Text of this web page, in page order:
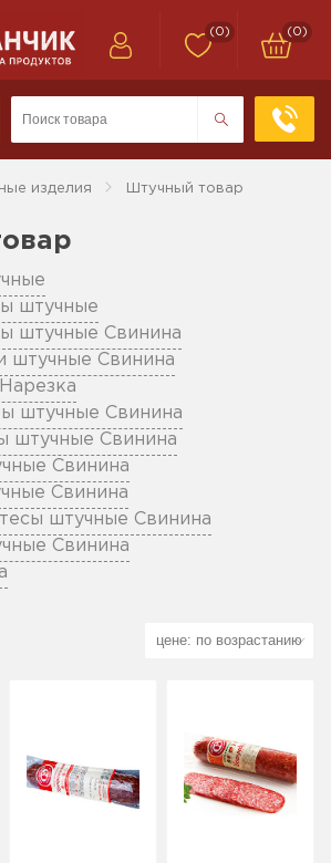
(0) (0)
изделия Штучный товар
штучные
штучные Свинина
штучные Свинина
штучные Свинина
штучные Свинина
Свинина
Свинина
штучные Свинина
Свинина